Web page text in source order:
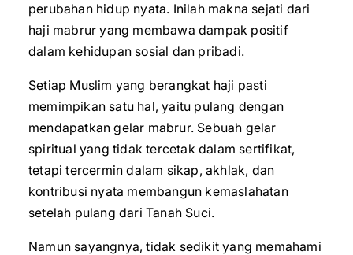
perubahan hidup nyata. Inilah makna sejati dari
haji mabrur yang membawa dampak positif
dalam kehidupan sosial dan pribadi.
Setiap Muslim yang berangkat haji pasti
memimpikan satu hal, yaitu pulang dengan
mendapatkan gelar mabrur. Sebuah gelar
spiritual yang tidak tercetak dalam sertifikat,
tetapi tercermin dalam sikap, akhlak, dan
kontribusi nyata membangun kemaslahatan
setelah pulang dari Tanah Suci.
Namun sayangnya, tidak sedikit yang memahami